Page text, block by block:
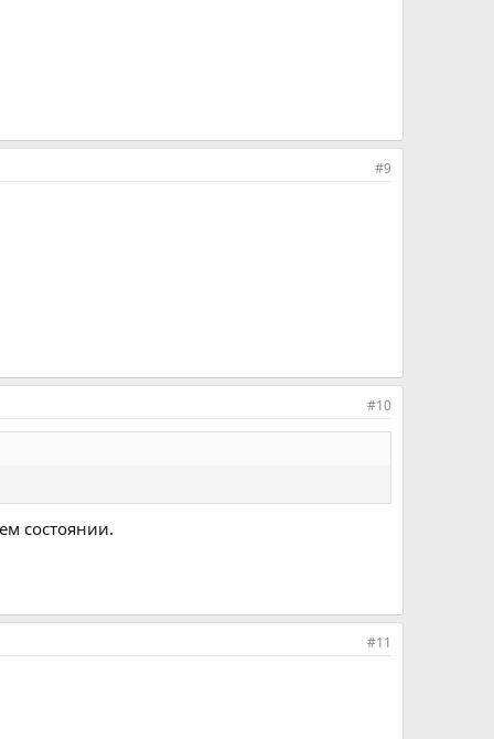
#9
#10
состоянии.
#11